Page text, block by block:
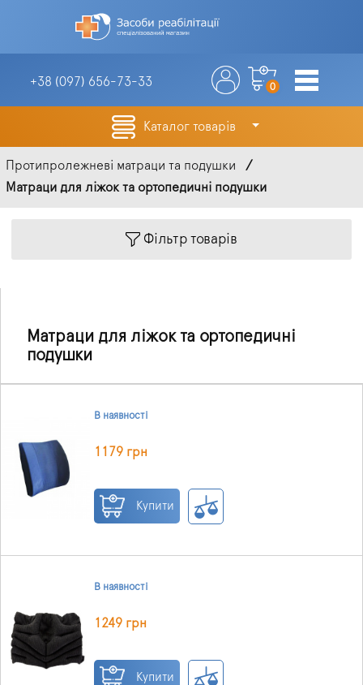
+38 (097) 656-73-33 0
Каталог товарів
Протипролежневі матраци та подушки
Матраци для ліжок та ортопедичні подушки
Фільтр товарів
Матраци для ліжок та ортопедичні
подушки
В наявності
1179 грн
Купити
В наявності
1249 грн
Купити